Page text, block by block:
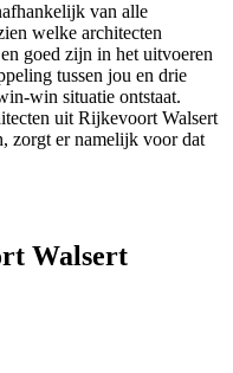
van alle
welke architecten
goed zijn in het uitvoeren
tussen jou en drie
win situatie ontstaat.
uit Rijkevoort Walsert
zorgt er namelijk voor dat
Walsert